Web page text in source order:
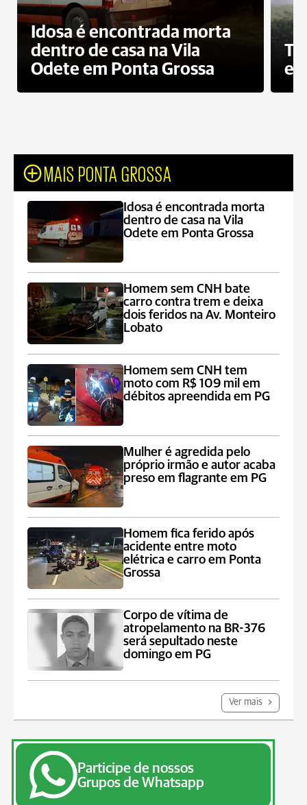
Idosa é encontrada morta
dentro de casa na Vila
Odete em Ponta Grossa
e
MAIS PONTA GROSSA
Idosa é encontrada morta
dentro de casa na Vila
Odete em Ponta Grossa
Homem sem CNH bate
carro contra trem e deixa
dois feridos na Av. Monteiro
Lobato
Homem sem CNH tem
moto com R$ 109 mil em
débitos apreendida em PG
Mulher é agredida pelo
próprio irmão e autor acaba
preso em flagrante em PG
Homem fica ferido após
acidente entre moto
elétrica e carro em Ponta
Grossa
Corpo de vítima de
atropelamento na BR-376
será sepultado neste
domingo em PG
Ver mais
Participe de nossos
Grupos de Whatsapp